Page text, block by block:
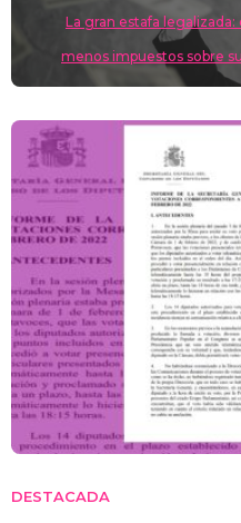
La gran estafa legalizada:
menos impuestos sobre
DESTACADA